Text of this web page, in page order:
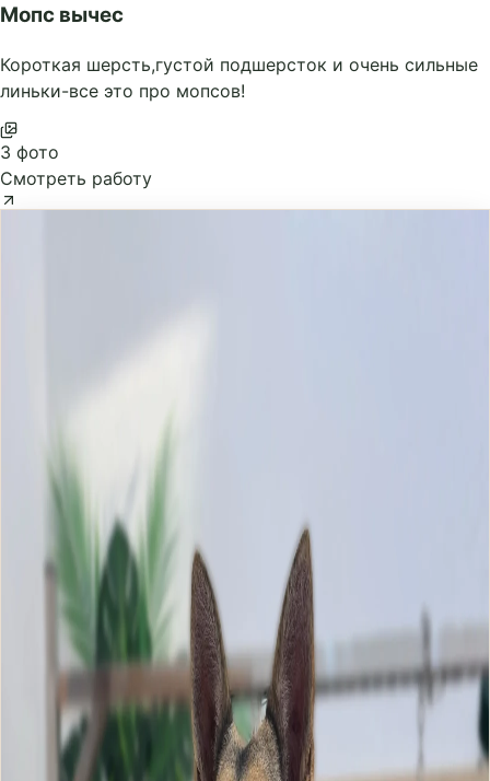
Мопс вычес
Короткая шерсть,густой подшерсток и очень сильные
линьки-все это про мопсов!
3 фото
Смотреть работу